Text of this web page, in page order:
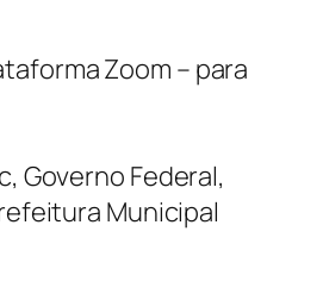
Zoom – para
Governo Federal,
Municipal